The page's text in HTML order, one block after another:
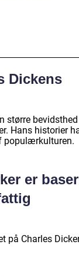
Dickens
større
Hans historier
populærkulturen.
er
på Charles